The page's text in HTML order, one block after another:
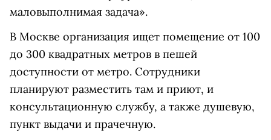
маловыполнимая задача».
В Москве организация ищет помещение от 100
до 300 квадратных метров в пешей
доступности от метро. Сотрудники
планируют разместить там и приют, и
консультационную службу, а также душевую,
пункт выдачи и прачечную.